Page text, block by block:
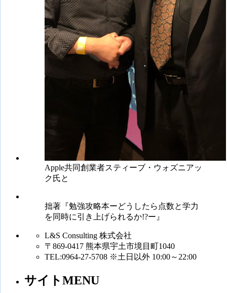
Apple共同創業者スティーブ・ウォズニアッ
ク氏と
拙著『勉強攻略本ーどうしたら点数と学力
を同時に引き上げられるか!?ー』
L&S Consulting 株式会社
〒869-0417 熊本県宇土市境目町1040
TEL:0964-27-5708 ※土日以外 10:00～22:00
サイトMENU